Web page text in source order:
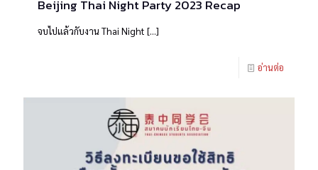
Beijing Thai Night Party 2023 Recap
จบไปแล้วกับงาน Thai Night […]
อ่านต่อ